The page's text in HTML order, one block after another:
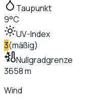
Taupunkt
9°C
UV-Index
3(mäßig)
Nullgradgrenze
3658 m
Wind